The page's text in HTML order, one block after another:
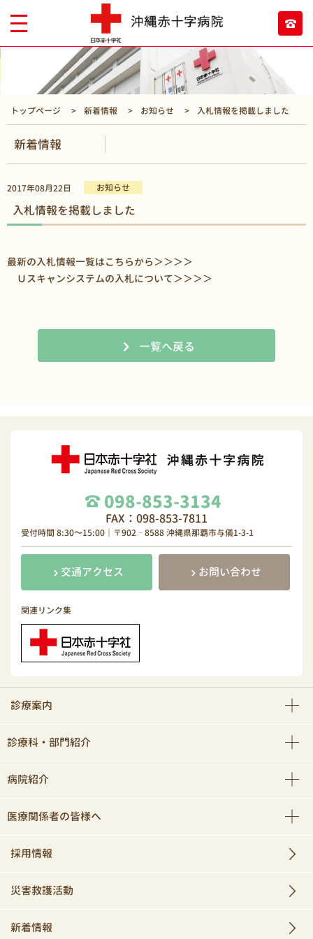
トップページ 新着情報 お知らせ 入札情報を掲載しました
新着情報
2017年08月22日 お知らせ
入札情報を掲載しました
最新の入札情報一覧はこちらから ＞＞＞＞
Ｕスキャンシステムの入札について＞＞＞＞
一覧へ戻る
098-853-3134
FAX：098-853-7811
受付時間 8:30～15:00｜〒902‐8588 沖縄県那覇市与儀1-3-1
交通アクセス お問い合わせ
関連リンク集
診療案内
診療科・部門紹介
病院紹介
医療関係者の皆様へ
採用情報
災害救護活動
新着情報